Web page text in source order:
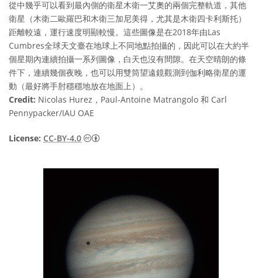
從中幾乎可以看到最內側的衛星木衛一艾奧的兩個完整軌道，其他
衛星（木衛二歐羅巴和木衛三加尼美得，尤其是木衛四卡利斯托）
距離較遠，運行速度明顯較慢。這些圖像是在2018年由Las
Cumbres全球天文臺在地球上不同地點拍攝的，因此可以在大約半
個星期內連續拍攝一系列圖像，白天也沒有間隙。在天空晴朗的條
件下，連續幾個夜晚，也可以用雙筒望遠鏡觀測到伽利略衛星的運
動（最好將手肘穩穩地放在地面上）。
Credit: Nicolas Hurez，Paul-Antoine Matrangolo 和 Carl
Pennypacker/IAU OAE
License: CC-BY-4.0 Creative Commons 姓名標示 4.0 國際 (CC